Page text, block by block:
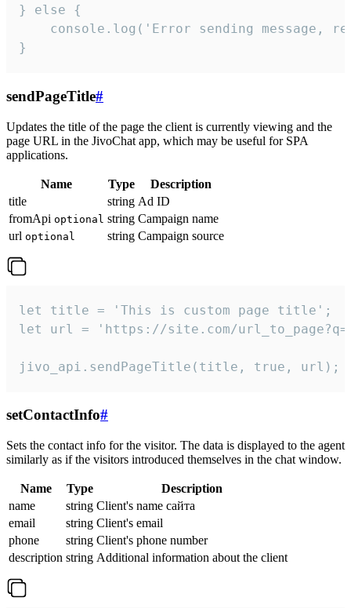
} else {
console.log('Error sending message,
}
sendPageTitle#
Updates the title of the page the client is currently viewing and the
page URL in the JivoChat app, which may be useful for SPA
applications.
Name Type
Description
title
string Ad ID
fromApi optional string Campaign name
url optional string Campaign source
let title = 'This is custom page title';
let url = 'https://site.com/
jivo_api.sendPageTitle(title, true, url);
setContactInfo#
Sets the contact info for the visitor. The data is displayed to the agent
similarly as if the visitors introduced themselves in the chat window.
Name Type
Description
name
string Client's name сайта
email
string Client's email
phone
string Client's phone number
description string Additional information about the client